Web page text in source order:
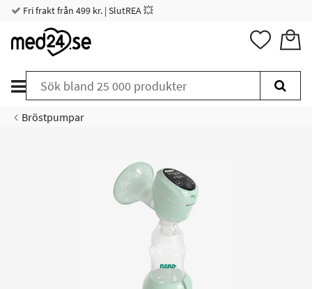
Fri frakt från 499 kr. | SlutREA 💥
Bröstpumpar